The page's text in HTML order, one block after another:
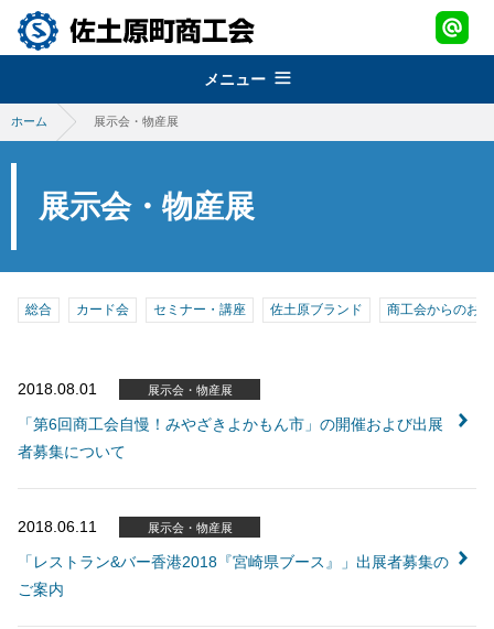
メニュー
組織概要
about
施設のご利用について
support
補助金・助成金
需要動向調査
セミナー・講座
地域振興事業
祭・イベント案内
さどわらブランド
brand
contact us
ログイン
会員ログイン
新規登録
ホーム 展示会・物産展
展示会・物産展
総合 カード会 セミナー・講座 佐土原ブランド 商工会からのお
2018.08.01 展示会・物産展
「第6回商工会自慢！みやざきよかもん市」の開催および出展
者募集について
2018.06.11 展示会・物産展
「レストラン&バー香港2018『宮崎県ブース』」出展者募集の
ご案内